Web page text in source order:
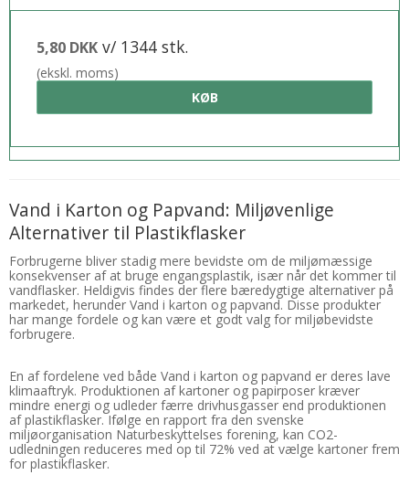
5,80 DKK v/ 1344 stk.
(ekskl. moms)
KØB
Vand i Karton og Papvand: Miljøvenlige
Alternativer til Plastikflasker
Forbrugerne bliver stadig mere bevidste om de miljømæssige
konsekvenser af at bruge engangsplastik, især når det kommer til
vandflasker. Heldigvis findes der flere bæredygtige alternativer på
markedet, herunder Vand i karton og papvand. Disse produkter
har mange fordele og kan være et godt valg for miljøbevidste
forbrugere.
En af fordelene ved både Vand i karton og papvand er deres lave
klimaaftryk. Produktionen af kartoner og papirposer kræver
mindre energi og udleder færre drivhusgasser end produktionen
af plastikflasker. Ifølge en rapport fra den svenske
miljøorganisation Naturbeskyttelses forening, kan CO2-
udledningen reduceres med op til 72% ved at vælge kartoner frem
for plastikflasker.